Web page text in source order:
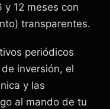
12 meses con
transparentes.
periódicos
inversión, el
y las
al mando de tu